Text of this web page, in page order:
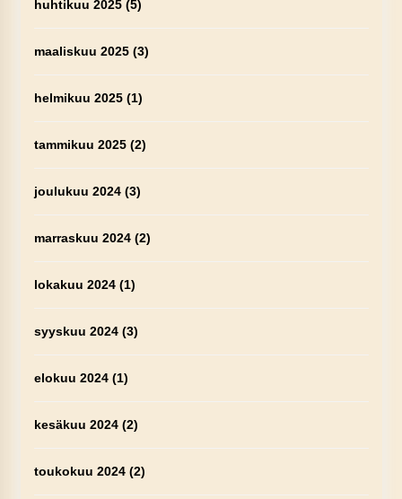
huhtikuu 2025(5)
maaliskuu 2025(3)
helmikuu 2025(1)
tammikuu 2025(2)
joulukuu 2024(3)
marraskuu 2024(2)
lokakuu 2024(1)
syyskuu 2024(3)
elokuu 2024(1)
kesäkuu 2024(2)
toukokuu 2024(2)